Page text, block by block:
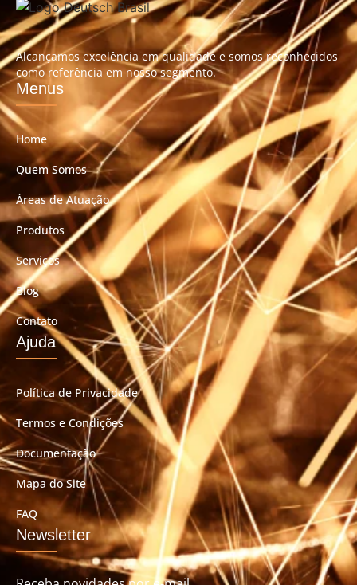
Alcançamos excelência em qualidade e somos reconhecidos
como referência em nosso segmento.
Menus
Home
Quem Somos
Áreas de Atuação
Produtos
Serviços
Blog
Contato
Ajuda
Política de Privacidade
Termos e Condições
Documentação
Mapa do Site
FAQ
Newsletter